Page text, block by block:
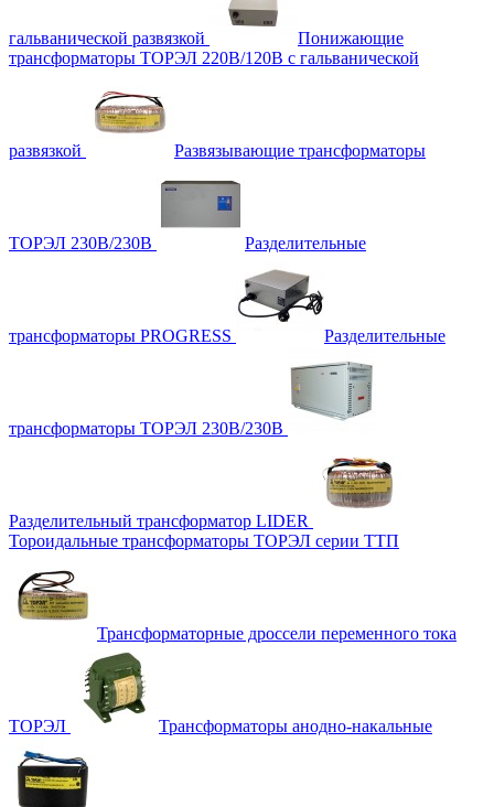
гальванической развязкой
Понижающие
трансформаторы ТОРЭЛ 220В/120В с гальванической
развязкой Развязывающие трансформаторы
ТОРЭЛ 230В/230В Разделительные
трансформаторы PROGRESS Разделительные
трансформаторы ТОРЭЛ 230В/230В
Разделительный трансформатор LIDER
Тороидальные трансформаторы ТОРЭЛ серии ТТП
Трансформаторные дроссели переменного тока
ТОРЭЛ Трансформаторы анодно-накальные